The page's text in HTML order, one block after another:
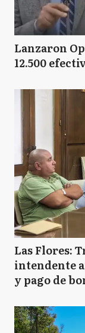
Lanzaron
12.500
Las Flores:
intendente
y pago de